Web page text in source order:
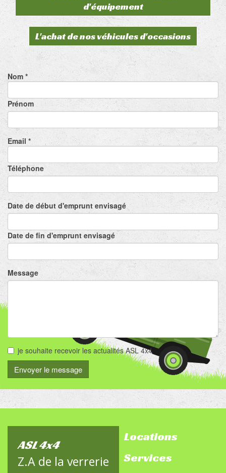
d'équipement
L'achat de nos véhicules d'occasions
Nom *
Prénom
Email *
Téléphone
Date de début d'emprunt envisagé
Date de fin d'emprunt envisagé
Message
je souhaite recevoir les actualités ASL 4x4
Envoyer le message
ASL 4x4
Z.A de la verrerie
footer-
sitemap
Locations
Services